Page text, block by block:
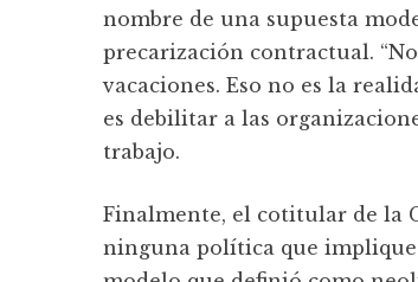
nombre de una supuesta
precarización contractual.
vacaciones. Eso no es la
es debilitar a las
trabajo.
Finalmente, el cotitular de la
ninguna política que